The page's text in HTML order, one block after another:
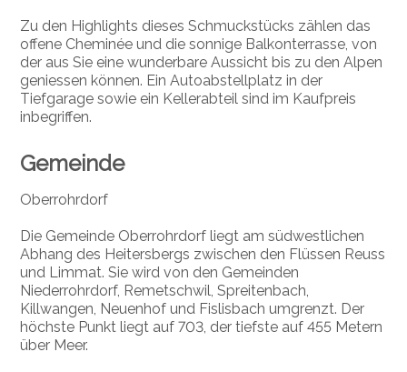
Zu den Highlights dieses Schmuckstücks zählen das
offene Cheminée und die sonnige Balkonterrasse, von
der aus Sie eine wunderbare Aussicht bis zu den Alpen
geniessen können. Ein Autoabstellplatz in der
Tiefgarage sowie ein Kellerabteil sind im Kaufpreis
inbegriffen.
Gemeinde
Oberrohrdorf
Die Gemeinde Oberrohrdorf liegt am südwestlichen
Abhang des Heitersbergs zwischen den Flüssen Reuss
und Limmat. Sie wird von den Gemeinden
Niederrohrdorf, Remetschwil, Spreitenbach,
Killwangen, Neuenhof und Fislisbach umgrenzt. Der
höchste Punkt liegt auf 703, der tiefste auf 455 Metern
über Meer.